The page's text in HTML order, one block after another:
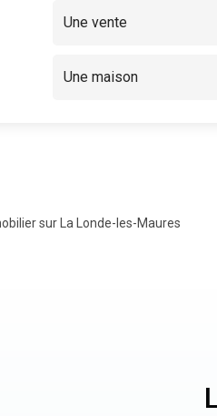
Une vente
Une maison
sur La Londe-les-Maures